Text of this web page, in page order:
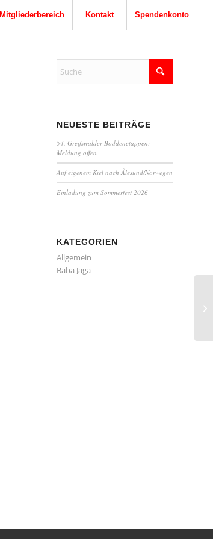
Mitgliederbereich Kontakt Spendenkonto
NEUESTE BEITRÄGE
54. Greifswalder Boddenetappen:
Meldung offen
Auf eigenem Kiel nach Ålesund/Norwegen
Einladung zum Sommerfest 2026
KATEGORIEN
Allgemein
Baba Jaga